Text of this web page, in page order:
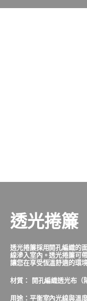
透光捲簾
透光捲簾採用開孔編織的
線滲入室內。透光捲簾可
讓您在享受恆溫舒適的環
材質： 開孔編織透光布（
用途：平衡室內光線與溫